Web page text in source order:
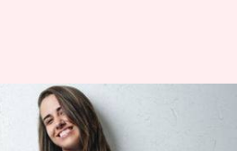
टी-शर्ट को
ये पांच तरीके